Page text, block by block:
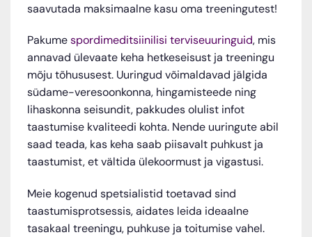
saavutada maksimaalne kasu oma treeningutest!
Pakumespordimeditsiinilisi terviseuuringuid, mis
annavad ülevaate keha hetkeseisust ja treeningu
mõju tõhususest. Uuringud võimaldavad jälgida
südame-veresoonkonna, hingamisteede ning
lihaskonna seisundit, pakkudes olulist infot
taastumise kvaliteedi kohta. Nende uuringute abil
saad teada, kas keha saab piisavalt puhkust ja
taastumist, et vältida ülekoormust ja vigastusi.
Meie kogenud spetsialistid toetavad sind
taastumisprotsessis, aidates leida ideaalne
tasakaal treeningu, puhkuse ja toitumise vahel.